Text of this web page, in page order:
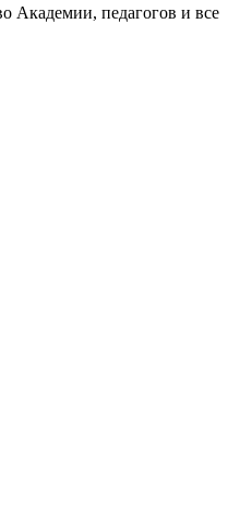
Академии, педагогов и все